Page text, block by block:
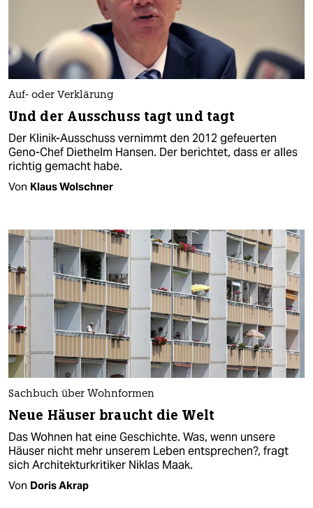
Auf- oder Verklärung
Und der Ausschuss tagt und tagt
Der Klinik-Ausschuss vernimmt den 2012 gefeuerten
Geno-Chef Diethelm Hansen. Der berichtet, dass er alles
richtig gemacht habe.
Von Klaus Wolschner
Sachbuch über Wohnformen
Neue Häuser braucht die Welt
Das Wohnen hat eine Geschichte. Was, wenn unsere
Häuser nicht mehr unserem Leben entsprechen?, fragt
sich Architekturkritiker Niklas Maak.
Von Doris Akrap